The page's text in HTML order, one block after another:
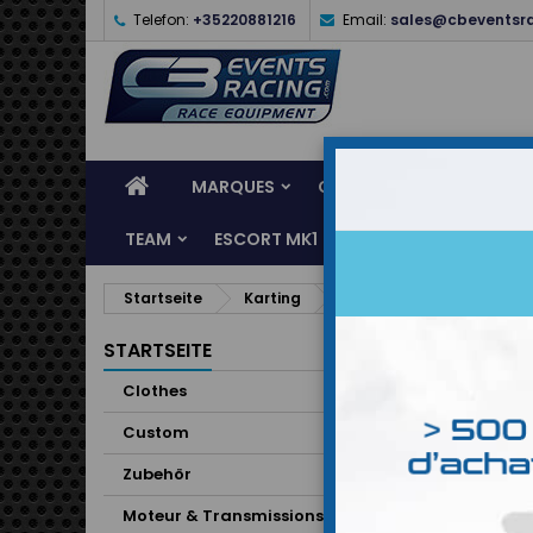
Telefon: +35220881216 Email:
MARQUES CASQUES
TEAM ESCORT MK1
Startseite Karting
STARTSEITE
Clothes
Custom
Zubehör
Moteur & Transmissions